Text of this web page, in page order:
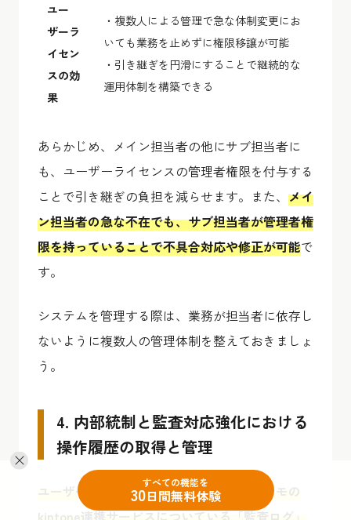
ユー
ザーラ
イセン
スの効
果
・複数人による管理で急な体制変更にお
いても業務を止めずに権限移譲が可能
・引き継ぎを円滑にすることで継続的な
運用体制を構築できる
あらかじめ、メイン担当者の他にサブ担当者に
も、ユーザーライセンスの管理者権限を付与する
ことで引き継ぎの負担を減らせます。また、 メイ
ン担当者の急な不在でも、サブ担当者が管理者権
限を持っていることで不具合対応や修正が可能で
す。
システムを管理する際は、業務が担当者に依存し
ないように複数人の管理体制を整えておきましょ
う。
4. 内部統制と監査対応強化における
操作履歴の取得と管理
ユーザーライセンスの導入により、トヨクモの
kintone連携サービスについている「監査ログ」
すべての機能を
30日間無料体験